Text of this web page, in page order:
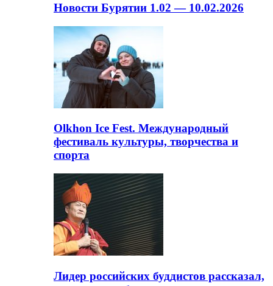
Новости Бурятии 1.02 — 10.02.2026
Olkhon Ice Fest. Международный
фестиваль культуры, творчества и
спорта
Лидер российских буддистов рассказал,